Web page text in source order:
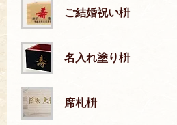
ご結婚祝い枡
名入れ塗り枡
席札枡